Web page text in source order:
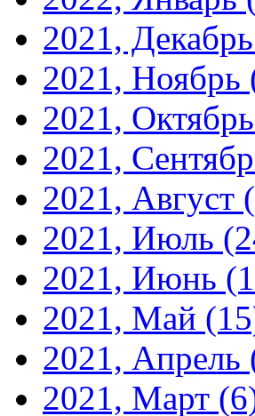
2021, Декабрь
2021, Ноябрь
2021, Октябрь
2021,
2021, Август
2021, Июль
2021, Июнь
2021, Май
2021, Апрель
2021, Март